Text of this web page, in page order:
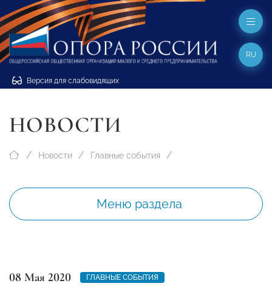
Версия для слабовидящих
RU
НОВОСТИ
Новости Главные события
Меню раздела
08 Мая 2020 ГЛАВНЫЕ СОБЫТИЯ